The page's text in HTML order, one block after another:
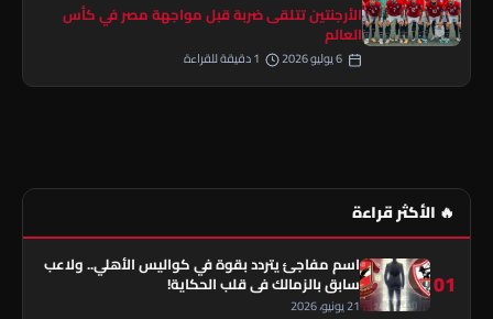
الأرجنتين تتلقى ضربة قبل مواجهة مصر في كأس
العالم
🔥 الأكثر قراءة
01
اسم مفاجئ يتردد بقوة في كواليس الأهلي.. ولاعب
سابق بالزمالك في قلب الحكاية!
21 يونيو، 2026